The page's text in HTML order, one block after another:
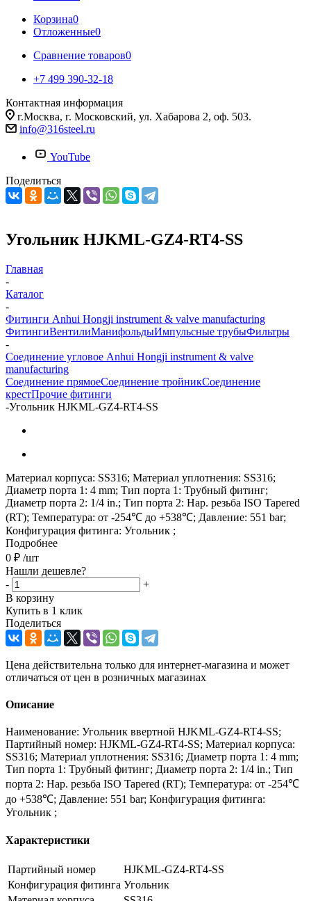
Корзина0
Отложенные0
Сравнение товаров0
+7 499 390-32-18
Контактная информация
г.Москва, г. Московский, ул. Хабарова 2, оф. 503.
info@316steel.ru
YouTube
Поделиться
Угольник HJKML-GZ4-RT4-SS
Главная
-
Каталог
-
Фитинги Anhui Hongji instrument & valve manufacturing
ФитингиВентилиМанифольдыИмпульсные трубыФильтры
-
Соединение угловое Anhui Hongji instrument & valve
manufacturing
Соединение прямоеСоединение тройникСоединение
крестПрочие фитинги
-Угольник HJKML-GZ4-RT4-SS
Материал корпуса: SS316; Материал уплотнения: SS316;
Диаметр порта 1: 4 mm; Тип порта 1: Трубный фитинг;
Диаметр порта 2: 1/4 in.; Тип порта 2: Нар. резьба ISO Tapered
(RT); Температура: от -254℃ до +538℃; Давление: 551 bar;
Конфигурация фитинга: Угольник ;
Подробнее
0 ₽ /шт
Нашли дешевле?
-
+
В корзину
Купить в 1 клик
Поделиться
Цена действительна только для интернет-магазина и может
отличаться от цен в розничных магазинах
Описание
Наименование: Угольник ввертной HJKML-GZ4-RT4-SS;
Партийный номер: HJKML-GZ4-RT4-SS; Материал корпуса:
SS316; Материал уплотнения: SS316; Диаметр порта 1: 4 mm;
Тип порта 1: Трубный фитинг; Диаметр порта 2: 1/4 in.; Тип
порта 2: Нар. резьба ISO Tapered (RT); Температура: от -254℃
до +538℃; Давление: 551 bar; Конфигурация фитинга:
Угольник ;
Характеристики
Партийный номер
HJKML-GZ4-RT4-SS
Конфигурация фитинга Угольник